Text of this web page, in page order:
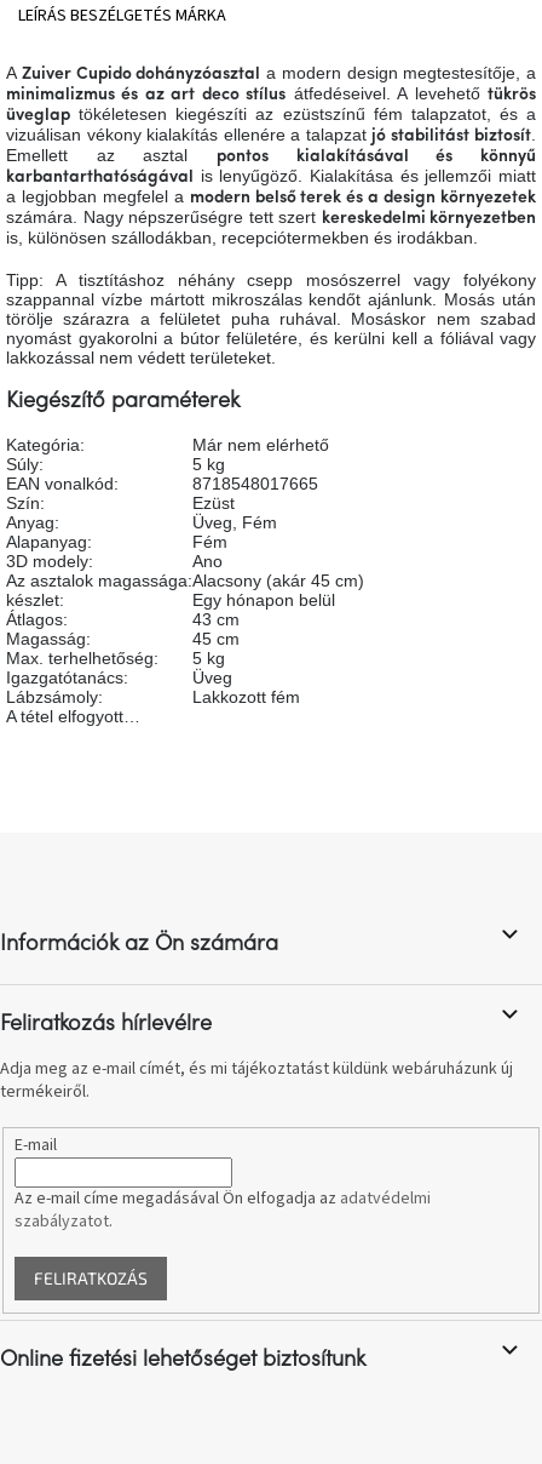
Valentin-
Szent
Patrik
Belső
tér
tavaszi
színekben
Tavasz
az
asztalon
A
tűz
ülve
Színes
belső
tér
Woodman
kedvezményesen
Anyák
napja
születésnap
megünneplése
A
kedvenceid
Hírek
gyűjtemény
utalványok
Formwood
kollekció
LEÍRÁS BESZÉLGETÉS MÁRKA
A Zuiver Cupido dohányzóasztal a modern design megtestesítője, a
minimalizmus és az art deco stílus átfedéseivel. A levehetőtükrös
üveglap tökéletesen kiegészíti az ezüstszínű fém talapzatot, és a
vizuálisan vékony kialakítás ellenére a talapzat jó stabilitást biztosít
Emellett az asztal pontos kialakításával és könnyű
karbantarthatóságával
is lenyűgöző. Kialakítása és jellemzői miatt
a legjobban megfelel a modern belső terek és a design környezetek
számára. Nagy népszerűségre tett szert kereskedelmi környezetben
is, különösen szállodákban, recepciótermekben és irodákban.
Tipp: A tisztításhoz néhány csepp mosószerrel vagy folyékony
szappannal vízbe mártott mikroszálas kendőt ajánlunk. Mosás után
törölje szárazra a felületet puha ruhával. Mosáskor nem szabad
nyomást gyakorolni a bútor felületére, és kerülni kell a fóliával vagy
lakkozással nem védett területeket.
Kiegészítő paraméterek
Kategória:
Már nem elérhető
Súly:
5 kg
EAN vonalkód:
8718548017665
Szín:
Ezüst
Anyag:
Üveg, Fém
Alapanyag:
Fém
3D modely:
Ano
Az asztalok magassága:Alacsony (akár 45 cm)
készlet:
Egy hónapon belül
Átlagos:
43 cm
Magasság:
45 cm
Max. terhelhetőség:
5 kg
Igazgatótanács:
Üveg
Lábzsámoly:
Lakkozott fém
A tétel elfogyott…
éInformációk az Ön számára
Feliratkozás hírlevélre
Adja meg az e-mail címét, és mi tájékoztatást küldünk webáruházunk új
termékeiről.
E-mail
Az e-mail címe megadásával Ön elfogadja az adatvédelmi
szabályzatot.
FELIRATKOZÁS
Online fizetési lehetőséget biztosítunk